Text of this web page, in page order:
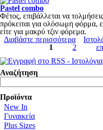
Αμάνικα
ΦΟΎΤΕΡ
Σετ Φόρμες
Φορέματα
Μπλούζες
Παντελόνια
Pastel combo
Φέτος, επιβάλλεται να
πρόκειται για ολόσωμη φόρμα,
είτε για μακρύ τζιν φόρεμα.
Διαβάστε περισσότερα για
1 2
Αναζήτηση
Προϊόντα
New In
Γυναικεία
Plus Sizes